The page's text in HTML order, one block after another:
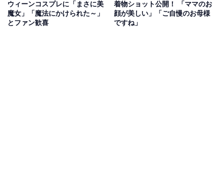
ウィーンコスプレに「まさに美
魔女」「魔法にかけられた～」
とファン歓喜
着物ショット公開！ 「ママのお
顔が美しい」「ご自慢のお母様
ですね」